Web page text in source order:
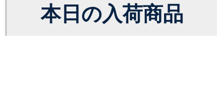
本日の入荷商品